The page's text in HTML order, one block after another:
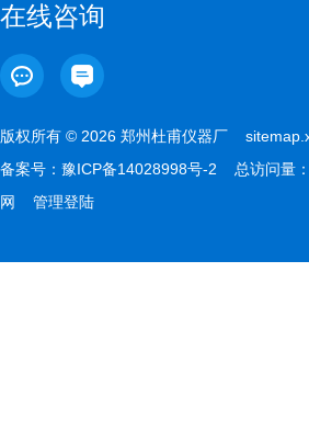
在线咨询
版权所有 © 2026 郑州杜甫仪器厂
备案号： 豫ICP备14028998号-2 总访问量
网
管理登陆